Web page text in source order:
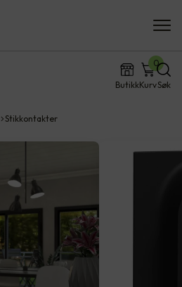
ButikkKurv
0
Søk
Stikkontakter